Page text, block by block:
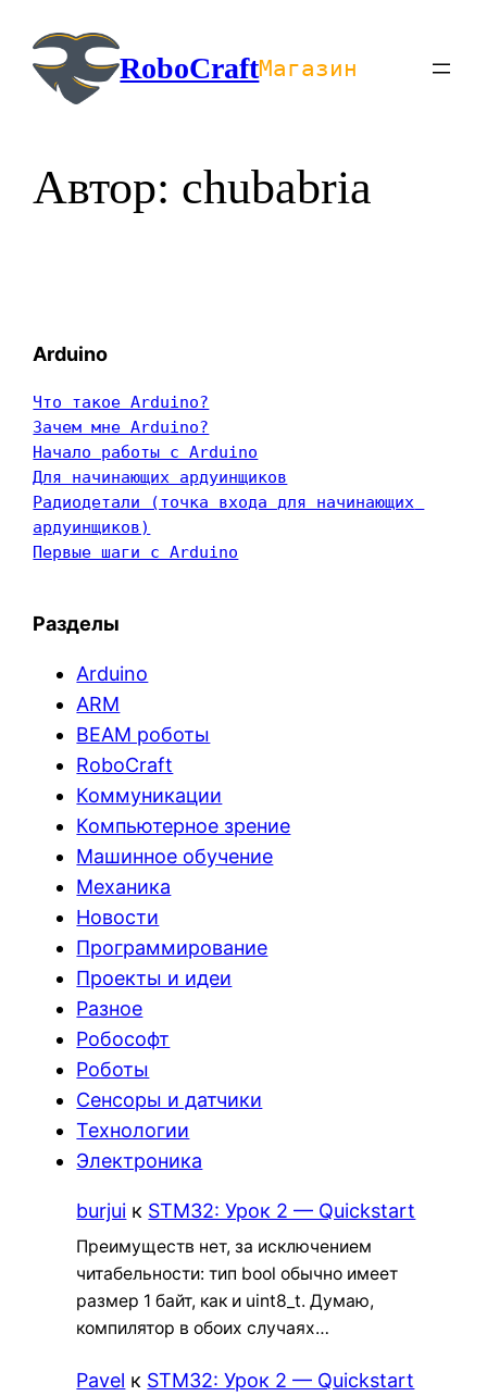
содержимомуRoboCraftМагазин
Автор: chubabria
Arduino
Что такое Arduino?
Зачем мне Arduino?
Начало работы с Arduino
Для начинающих ардуинщиков
Радиодетали (точка входа для начинающих
ардуинщиков)
Первые шаги с Arduino
Разделы
Arduino
ARM
BEAM роботы
RoboCraft
Коммуникации
Компьютерное зрение
Машинное обучение
Механика
Новости
Программирование
Проекты и идеи
Разное
Робософт
Роботы
Сенсоры и датчики
Технологии
Электроника
burjui к STM32: Урок 2 — Quickstart
Преимуществ нет, за исключением
читабельности: тип bool обычно имеет
размер 1 байт, как и uint8_t. Думаю,
компилятор в обоих случаях…
Pavel к STM32: Урок 2 — Quickstart